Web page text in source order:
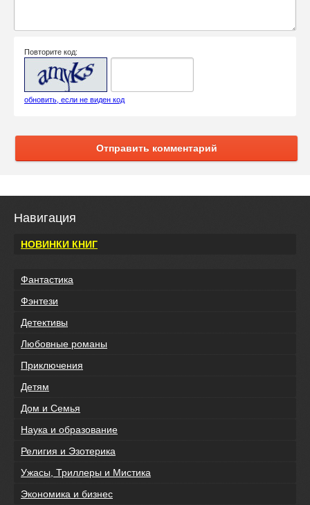
Повторите код:
обновить, если не виден код
Отправить комментарий
Навигация
НОВИНКИ КНИГ
Фантастика
Фэнтези
Детективы
Любовные романы
Приключения
Детям
Дом и Семья
Наука и образование
Религия и Эзотерика
Ужасы, Триллеры и Мистика
Экономика и бизнес